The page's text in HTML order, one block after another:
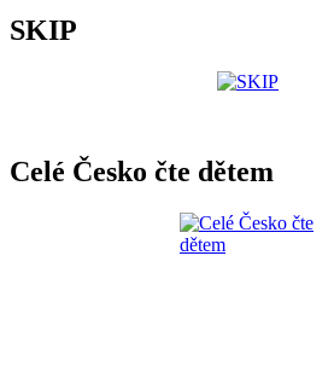
SKIP
Celé Česko čte dětem